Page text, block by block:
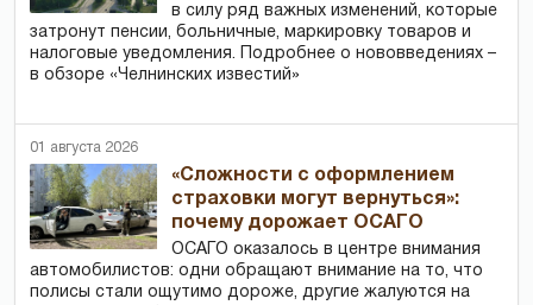
в силу ряд важных изменений, которые
затронут пенсии, больничные, маркировку товаров и
налоговые уведомления. Подробнее о нововведениях –
в обзоре «Челнинских известий»
01 августа 2026
«Сложности с оформлением
страховки могут вернуться»:
почему дорожает ОСАГО
ОСАГО оказалось в центре внимания
автомобилистов: одни обращают внимание на то, что
полисы стали ощутимо дороже, другие жалуются на